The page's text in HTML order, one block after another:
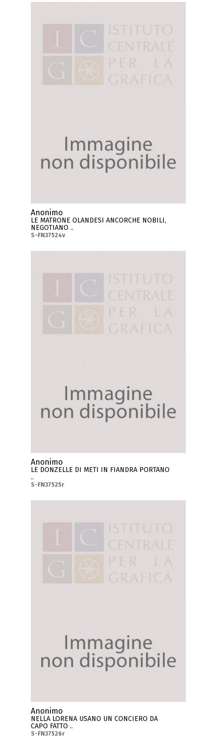
Anonimo
LE MATRONE OLANDESI ANCORCHE NOBILI,
NEGOTIANO ..
S-FN37524v
Anonimo
LE DONZELLE DI METI IN FIANDRA PORTANO
..
S-FN37525r
Anonimo
NELLA LORENA USANO UN CONCIERO DA
CAPO FATTO ..
S-FN37526r